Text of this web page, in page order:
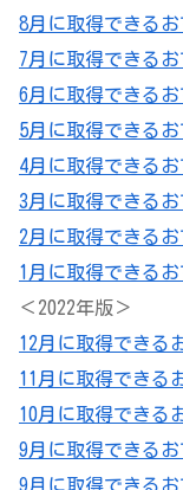
8月に取得できる
7月に取得できる
6月に取得できる
5月に取得できる
4月に取得できる
3月に取得できる
2月に取得できる
1月に取得できる
＜2022年版＞
12月に取得できる
11月に取得できる
10月に取得できる
9月に取得できる
9月に取得できる